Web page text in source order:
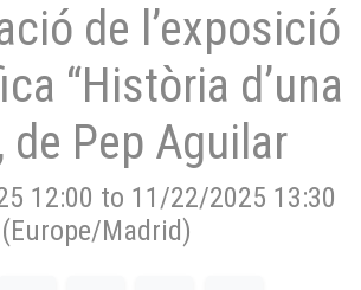
de l’exposició
“Història d’una
de Pep Aguilar
12:00 to 11/22/2025 13:30
(Europe/Madrid)